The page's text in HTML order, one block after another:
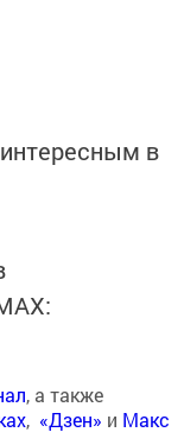
в
, а также
, «Дзен» и Макс